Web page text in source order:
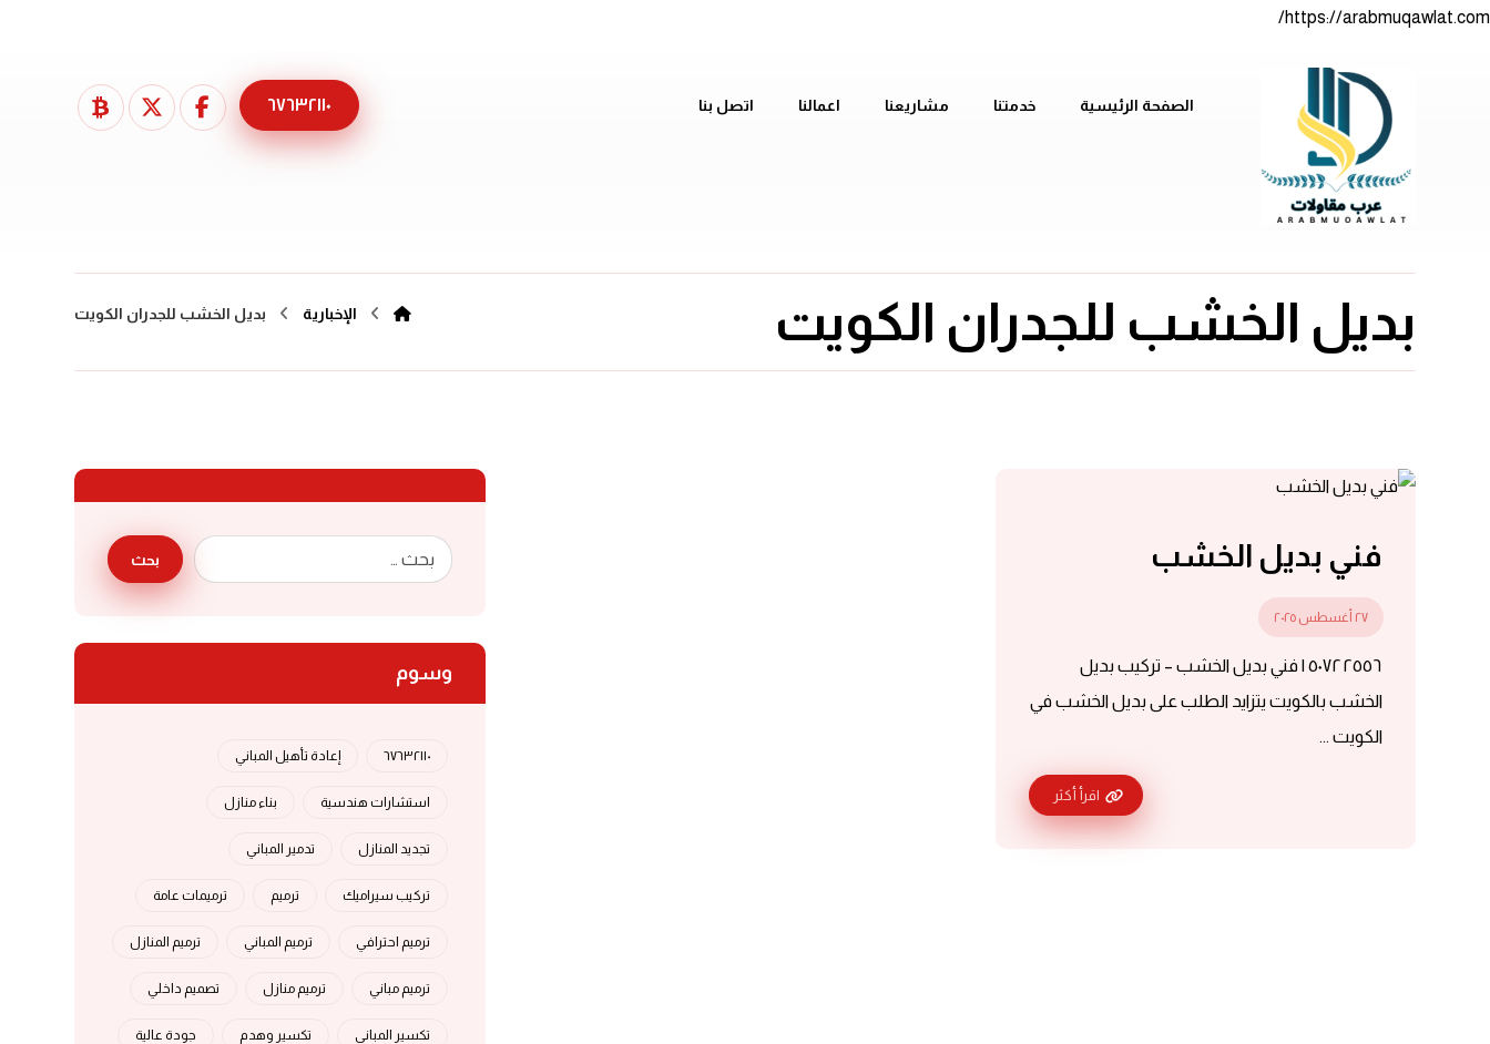
https://arabmuqawlat.com/
الصفحة الرئيسية خدمتنا مشاريعنا اعمالنا اتصل بنا ٦٧٦٣٢١١٠
بديل الخشب للجدران الكويت الإخبارية بديل الخشب للجدران الكويت
فني بديل الخشب
٢٧ أغسطس ٢٠٢٥
٥٠٧٢٢٥٥٦ | فني بديل الخشب – تركيب بديل
الخشب بالكويت يتزايد الطلب على بديل الخشب في
الكويت ...
اقرأ أكثر
بحث
وسوم
٦٧٦٣٢١١٠ إعادة تأهيل المباني
استشارات هندسية بناء منازل
تجديد المنازل تدمير المباني
تركيب سيراميك ترميم ترميمات عامة
ترميم احترافي ترميم المباني ترميم المنازل
ترميم مباني ترميم منازل تصميم داخلي
تكسير المباني تكسير وهدم جودة عالية